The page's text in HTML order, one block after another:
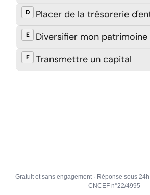
Gratuit et sans engagement · Réponse sous 24h
CNCEF n°22/4995